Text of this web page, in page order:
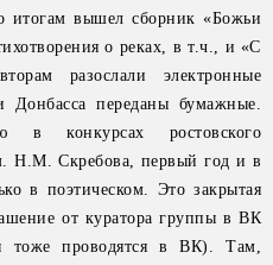
итогам вышел сборник «Божьи
о реках, в т.ч., и «С
разослали электронные
Донбасса переданы бумажные.
конкурсах ростовского
Н.М. Скребова, первый год и в
в поэтическом. Это закрытая
от куратора группы в ВК
тоже проводятся в ВК). Там,